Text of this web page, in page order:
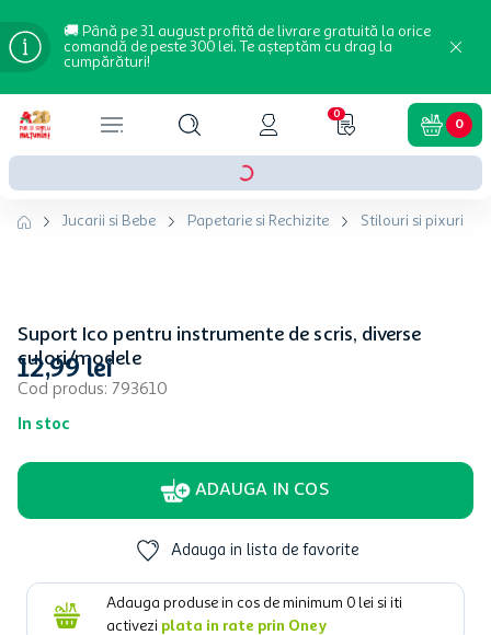
🚚 Până pe 31 august profită de livrare gratuită la orice
comandă de peste 300 lei. Te așteptăm cu drag la
cumpărături!
0
0
Jucarii si Bebe Papetarie si Rechizite Stilouri si pixuri
Suport Ico pentru instrumente de scris, diverse
culori/modele
Cod produs: 793610
In stoc
12,99 lei
ADAUGA IN COS
Adauga in lista de favorite
Adauga produse in cos de minimum 0 lei si iti
activezi plata in rate prin Oney